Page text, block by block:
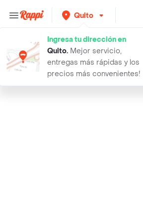
Quito
Ingresa tu dirección en
Quito. Mejor servicio,
entregas más rápidas y los
precios más convenientes!
armour x guante api para soldar roj